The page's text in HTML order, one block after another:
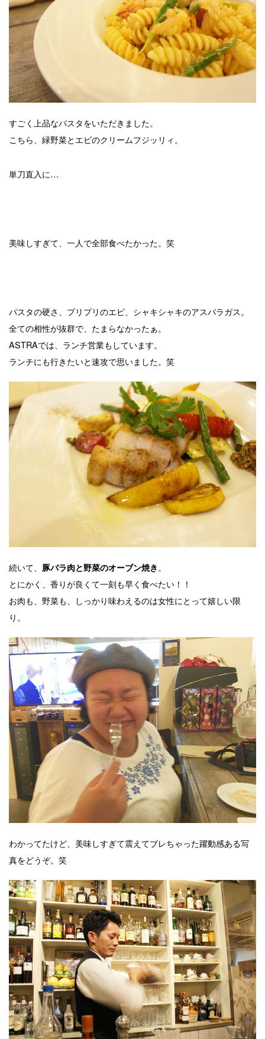
すごく上品なパスタをいただきました。
こちら、緑野菜とエビのクリームフジッリィ。
単刀直入に…
美味しすぎて、一人で全部食べたかった。笑
パスタの硬さ、プリプリのエビ、シャキシャキのアスパラガス。
全ての相性が抜群で、たまらなかったぁ。
ASTRAでは、ランチ営業もしています。
ランチにも行きたいと速攻で思いました。笑
続いて、 豚バラ肉と野菜のオーブン焼き 。
とにかく、香りが良くて一刻も早く食べたい！！
お肉も、野菜も、しっかり味わえるのは女性にとって嬉しい限
り。
わかってたけど、美味しすぎて震えてブレちゃった躍動感ある写
真をどうぞ。笑